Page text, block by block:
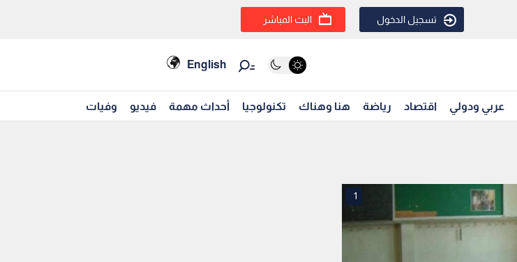
تسجيل الدخول البث المباشر
English
عربي ودولي اقتصاد رياضة هنا وهناك تكنولوجيا أحداث مهمة فيديو وفيات
1